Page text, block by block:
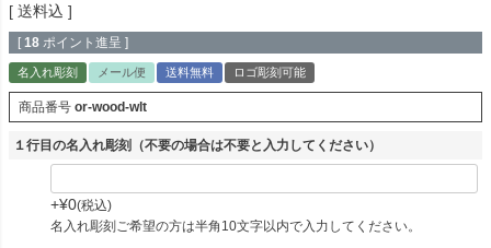
送料込
[ 18 ポイント進呈 ]
名入れ彫刻 メール便 送料無料 ロゴ彫刻可能
商品番号 or-wood-wlt
１行目の名入れ彫刻（不要の場合は不要と入力してください）
+¥0 税込
名入れ彫刻ご希望の方は半角10文字以内で入力してください。